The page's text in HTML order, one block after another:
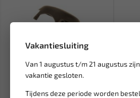
Vakantiesluiting
Van 1 augustus t/m 21 augustus
vakantie gesloten.
Tijdens deze periode worden
Leverbaar